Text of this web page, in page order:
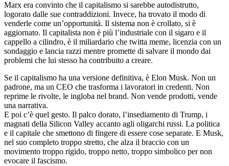
Marx era convinto che il capitalismo si sarebbe autodistrutto,
logorato dalle sue contraddizioni. Invece, ha trovato il modo di
venderle come un’opportunità. Il sistema non è crollato, si è
aggiornato. Il capitalista non è più l’industriale con il sigaro e il
cappello a cilindro, è il miliardario che twitta meme, licenzia con un
sondaggio e lancia razzi mentre promette di salvare il mondo dai
problemi che lui stesso ha contribuito a creare.
Se il capitalismo ha una versione definitiva, è Elon Musk. Non un
padrone, ma un CEO che trasforma i lavoratori in credenti. Non
reprime le rivolte, le ingloba nel brand. Non vende prodotti, vende
una narrativa.
E poi c’è quel gesto. Il palco dorato, l’insediamento di Trump, i
magnati della Silicon Valley accanto agli oligarchi russi. La politica
e il capitale che smettono di fingere di essere cose separate. E Musk,
nel suo completo troppo stretto, che alza il braccio con un
movimento troppo rigido, troppo netto, troppo simbolico per non
evocare il fascismo.